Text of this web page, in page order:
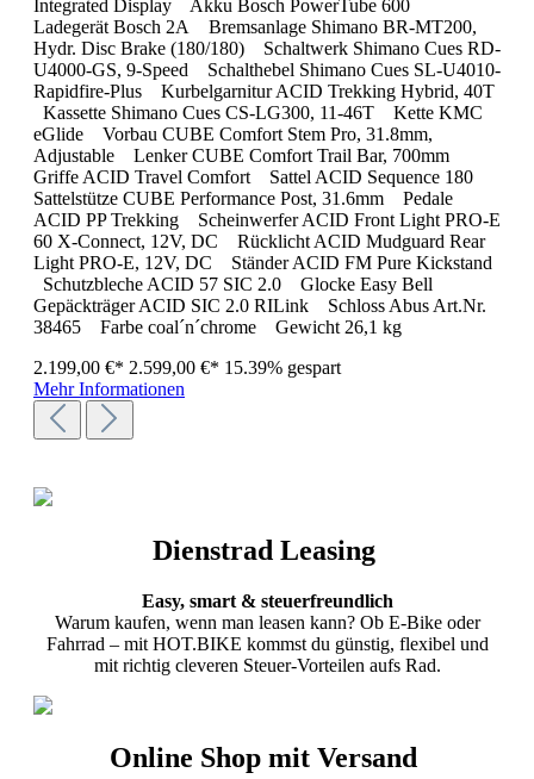
Integrated Display Akku Bosch PowerTube 600
Ladegerät Bosch 2A Bremsanlage Shimano BR-MT200,
Hydr. Disc Brake (180/180) Schaltwerk Shimano Cues RD-
U4000-GS, 9-Speed Schalthebel Shimano Cues SL-U4010-
Rapidfire-Plus Kurbelgarnitur ACID Trekking Hybrid, 40T
Kassette Shimano Cues CS-LG300, 11-46T Kette KMC
eGlide Vorbau CUBE Comfort Stem Pro, 31.8mm,
Adjustable Lenker CUBE Comfort Trail Bar, 700mm
Griffe ACID Travel Comfort Sattel ACID Sequence 180
Sattelstütze CUBE Performance Post, 31.6mm Pedale
ACID PP Trekking Scheinwerfer ACID Front Light PRO-E
60 X-Connect, 12V, DC Rücklicht ACID Mudguard Rear
Light PRO-E, 12V, DC Ständer ACID FM Pure Kickstand
Schutzbleche ACID 57 SIC 2.0 Glocke Easy Bell
Gepäckträger ACID SIC 2.0 RILink Schloss Abus Art.Nr.
38465 Farbe coal´n´chrome Gewicht 26,1 kg
2.199,00 €* 2.599,00 €* 15.39% gespart
Mehr Informationen
Dienstrad Leasing
Easy, smart & steuerfreundlich
Warum kaufen, wenn man leasen kann? Ob E-Bike oder
Fahrrad – mit HOT.BIKE kommst du günstig, flexibel und
mit richtig cleveren Steuer-Vorteilen aufs Rad.
Online Shop mit Versand